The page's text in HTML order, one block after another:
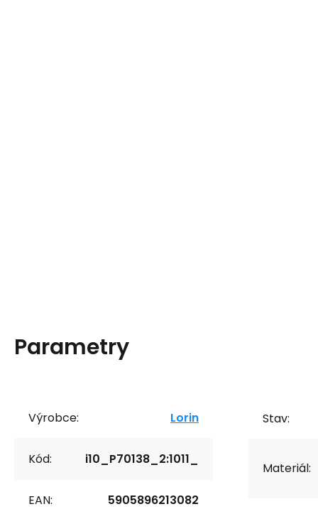
Parametry
Výrobce: Lorin
Kód: i10_P70138_2:1011_
EAN: 5905896213082
Stav:
Materiál: